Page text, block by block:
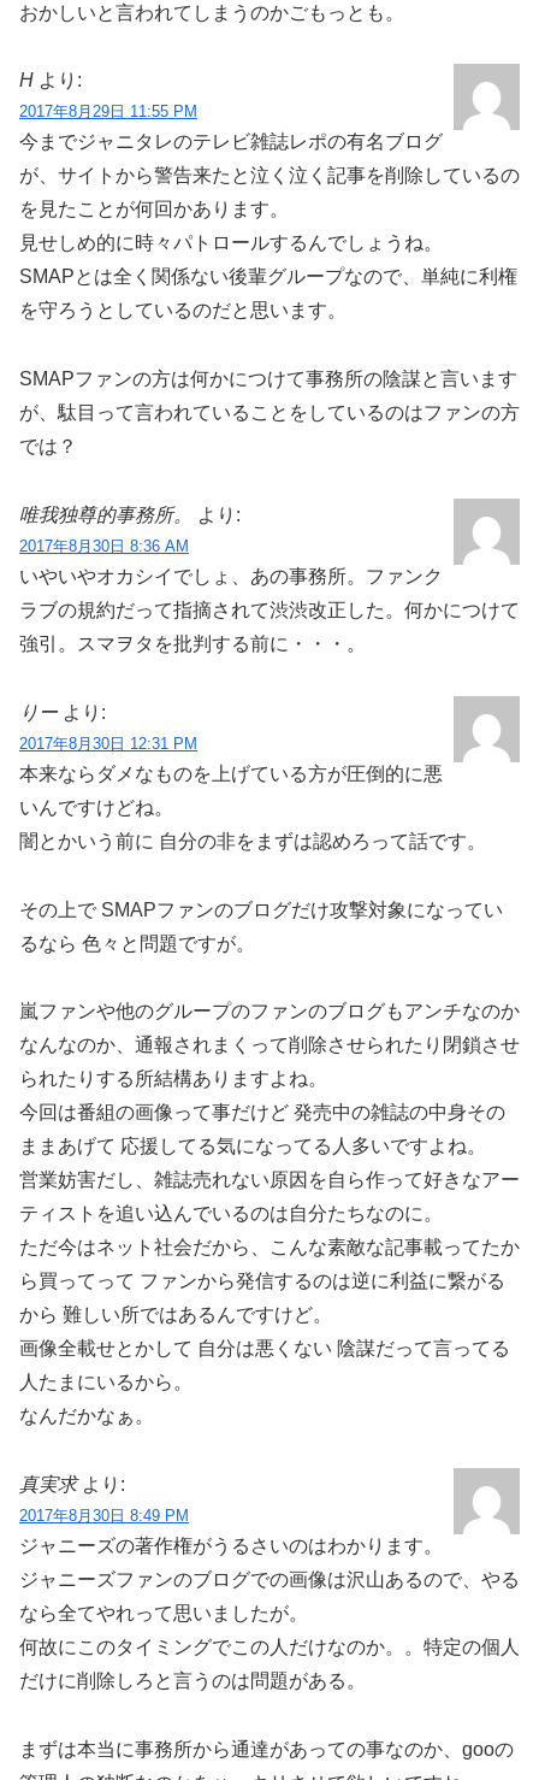
おかしいと言われてしまうのかごもっとも。
H より:
2017年8月29日 11:55 PM
今までジャニタレのテレビ雑誌レポの有名ブログ
が、サイトから警告来たと泣く泣く記事を削除しているの
を見たことが何回かあります。
見せしめ的に時々パトロールするんでしょうね。
SMAPとは全く関係ない後輩グループなので、単純に利権
を守ろうとしているのだと思います。
SMAPファンの方は何かにつけて事務所の陰謀と言います
が、駄目って言われていることをしているのはファンの方
では？
唯我独尊的事務所。 より:
2017年8月30日 8:36 AM
いやいやオカシイでしょ、あの事務所。ファンク
ラブの規約だって指摘されて渋渋改正した。何かにつけて
強引。スマヲタを批判する前に・・・。
りー より:
2017年8月30日 12:31 PM
本来ならダメなものを上げている方が圧倒的に悪
いんですけどね。
闇とかいう前に 自分の非をまずは認めろって話です。
その上で SMAPファンのブログだけ攻撃対象になってい
るなら 色々と問題ですが。
嵐ファンや他のグループのファンのブログもアンチなのか
なんなのか、通報されまくって削除させられたり閉鎖させ
られたりする所結構ありますよね。
今回は番組の画像って事だけど 発売中の雑誌の中身その
ままあげて 応援してる気になってる人多いですよね。
営業妨害だし、雑誌売れない原因を自ら作って好きなアー
ティストを追い込んでいるのは自分たちなのに。
ただ今はネット社会だから、こんな素敵な記事載ってたか
ら買ってって ファンから発信するのは逆に利益に繋がる
から 難しい所ではあるんですけど。
画像全載せとかして 自分は悪くない 陰謀だって言ってる
人たまにいるから。
なんだかなぁ。
真実求 より:
2017年8月30日 8:49 PM
ジャニーズの著作権がうるさいのはわかります。
ジャニーズファンのブログでの画像は沢山あるので、やる
なら全てやれって思いましたが。
何故にこのタイミングでこの人だけなのか。。特定の個人
だけに削除しろと言うのは問題がある。
まずは本当に事務所から通達があっての事なのか、gooの